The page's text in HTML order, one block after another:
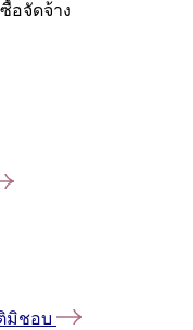
อจัดจ้าง
มิชอบ